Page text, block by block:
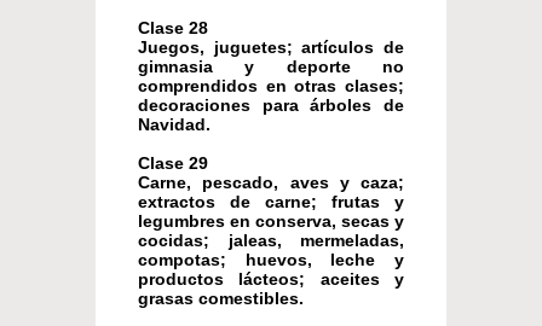
Clase 28
Juegos, juguetes; artículos de
gimnasia y deporte no
comprendidos en otras clases;
decoraciones para árboles de
Navidad.
Clase 29
Carne, pescado, aves y caza;
extractos de carne; frutas y
legumbres en conserva, secas y
cocidas; jaleas, mermeladas,
compotas; huevos, leche y
productos lácteos; aceites y
grasas comestibles.